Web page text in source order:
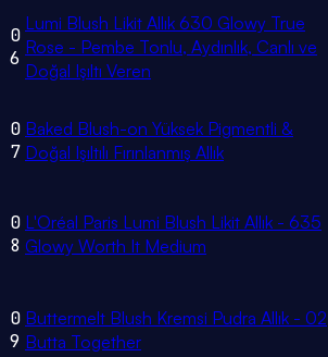
0
6
Lumi Blush Likit Allık 630 Glowy True
Rose - Pembe Tonlu, Aydınlık, Canlı ve
Doğal Işıltı Veren
0
7
Baked Blush-on Yüksek Pigmentli &
Doğal Işıltılı Fırınlanmış Allık
0
8
L'Oréal Paris Lumi Blush Likit Allık - 635
Glowy Worth It Medium
0
9
Buttermelt Blush Kremsi Pudra Allık - 02
Butta Together